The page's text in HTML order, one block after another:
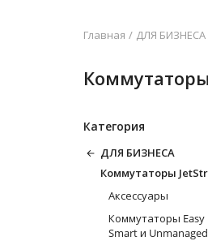
Главная ДЛЯ БИЗНЕСА
Категория
ДЛЯ БИЗНЕСА
Коммутаторы
Аксессуары
Коммутаторы Easy
Smart и